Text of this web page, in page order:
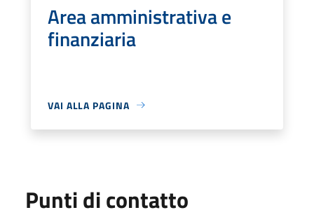
Area amministrativa e
finanziaria
VAI ALLA PAGINA
Punti di contatto